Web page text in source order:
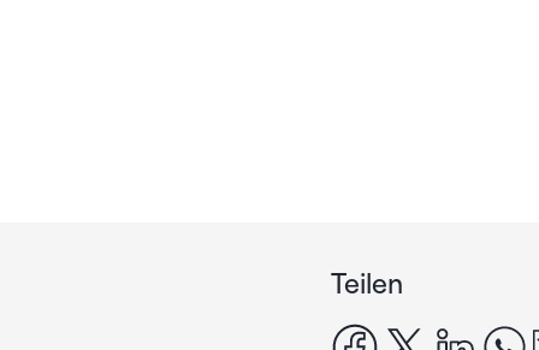
Teilen
facebook
x